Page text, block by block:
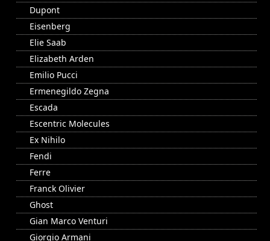
Dupont
Eisenberg
Elie Saab
Elizabeth Arden
Emilio Pucci
Ermenegildo Zegna
Escada
Escentric Molecules
Ex Nihilo
Fendi
Ferre
Franck Olivier
Ghost
Gian Marco Venturi
Giorgio Armani